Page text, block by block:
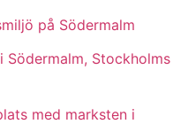
på Södermalm
Södermalm, Stockholms
med marksten i